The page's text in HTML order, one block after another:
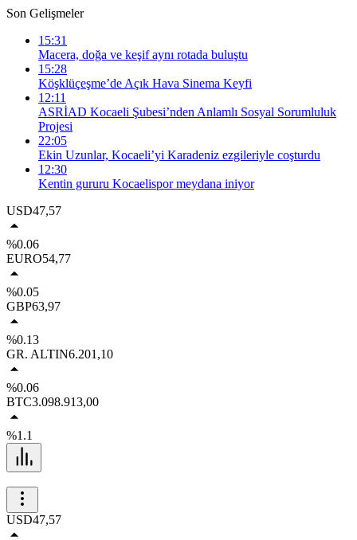
Son Gelişmeler
15:31
Macera, doğa ve keşif aynı rotada buluştu
15:28
Köşklüçeşme’de Açık Hava Sinema Keyfi
12:11
ASRİAD Kocaeli Şubesi’nden Anlamlı Sosyal Sorumluluk
Projesi
22:05
Ekin Uzunlar, Kocaeli’yi Karadeniz ezgileriyle coşturdu
12:30
Kentin gururu Kocaelispor meydana iniyor
USD47,57
%0.06
EURO54,77
%0.05
GBP63,97
%0.13
GR. ALTIN6.201,10
%0.06
BTC3.098.913,00
%1.1
USD47,57